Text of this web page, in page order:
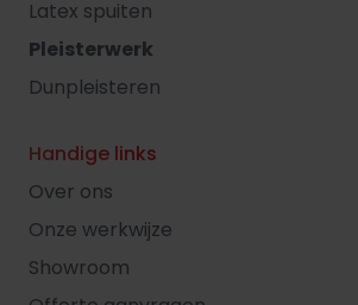
Latex spuiten
Pleisterwerk
Dunpleisteren
Handige links
Over ons
Onze werkwijze
Showroom